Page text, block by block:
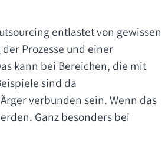
entlastet von gewissen
Prozesse und einer
kann bei Bereichen, die mit
sind da
verbunden sein. Wenn das
Ganz besonders bei